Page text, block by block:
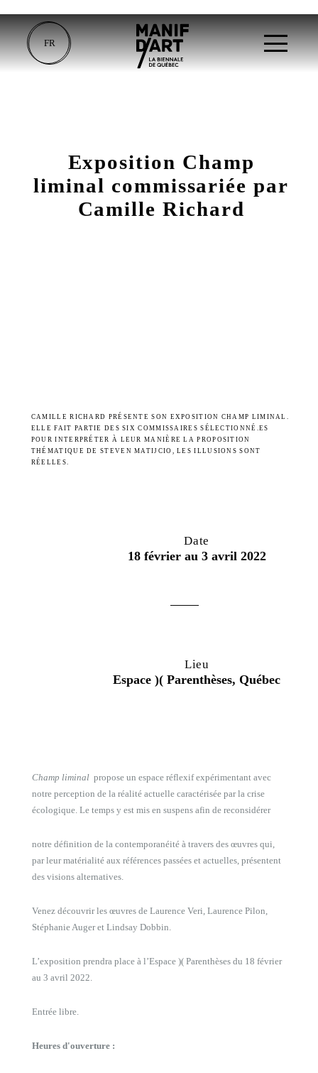
FR
Exposition Champ
liminal commissariée par
Camille Richard
CAMILLE RICHARD PRÉSENTE SON EXPOSITION CHAMP LIMINAL.
ELLE FAIT PARTIE DES SIX COMMISSAIRES SÉLECTIONNÉ.ES
POUR INTERPRÉTER À LEUR MANIÈRE LA PROPOSITION
THÉMATIQUE DE STEVEN MATIJCIO, LES ILLUSIONS SONT
RÉELLES.
Date
18 février au 3 avril 2022
Lieu
Espace )( Parenthèses, Québec
Champ liminal propose un espace réflexif expérimentant avec
notre perception de la réalité actuelle caractérisée par la crise
écologique. Le temps y est mis en suspens afin de reconsidérer
notre définition de la contemporanéité à travers des œuvres qui,
par leur matérialité aux références passées et actuelles, présentent
des visions alternatives.
Venez découvrir les œuvres de Laurence Veri, Laurence Pilon,
Stéphanie Auger et Lindsay Dobbin.
L’exposition prendra place à l’Espace )( Parenthèses du 18 février
au 3 avril 2022.
Entrée libre.
Heures d'ouverture :